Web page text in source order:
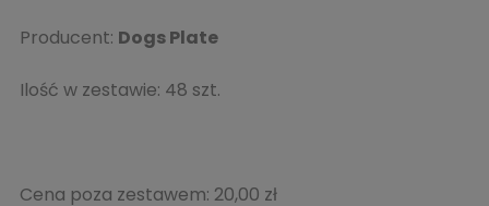
Producent: Dogs Plate
Ilość w zestawie: 48 szt.
Cena poza zestawem: 20,00 zł